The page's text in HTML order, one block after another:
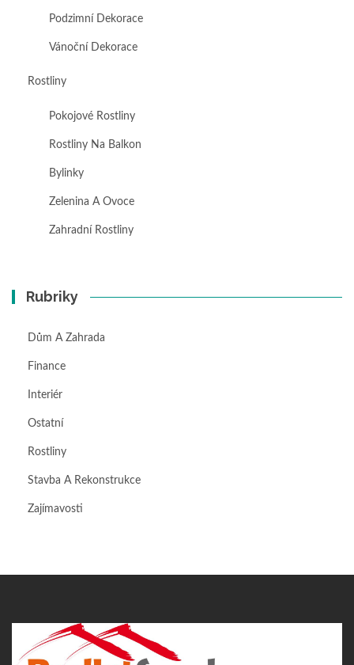
Podzimní Dekorace
Vánoční Dekorace
Rostliny
Pokojové Rostliny
Rostliny Na Balkon
Bylinky
Zelenina A Ovoce
Zahradní Rostliny
Rubriky
Dům A Zahrada
Finance
Interiér
Ostatní
Rostliny
Stavba A Rekonstrukce
Zajímavosti